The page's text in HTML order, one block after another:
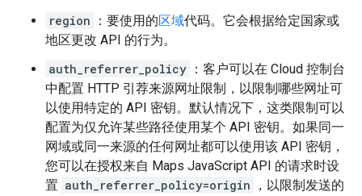
region
：要使用的区域代码。它会根据给定国家或
地区更改 API 的行为。
auth_referrer_policy ：客户可以在 Cloud 控制台
中配置 HTTP 引荐来源网址限制，以限制哪些网址可
以使用特定的 API 密钥。默认情况下，这类限制可以
配置为仅允许某些路径使用某个 API 密钥。如果同一
网域或同一来源的任何网址都可以使用该 API 密钥，
您可以在授权来自 Maps JavaScript API 的请求时设
置 auth_referrer_policy=origin
，以限制发送的